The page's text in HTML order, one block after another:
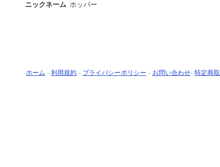
ニックネーム ホッパー
ホーム - 利用規約 - プライバシーポリシー - お問い合わせ- 特定商